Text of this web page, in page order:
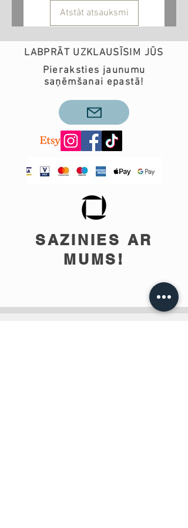
Atstāt atsauksmi
LABPRĀT UZKLAUSĪSIM JŪS
Pieraksties jaunumu
saņēmšanai epastā!
SAZINIES AR
MUMS!